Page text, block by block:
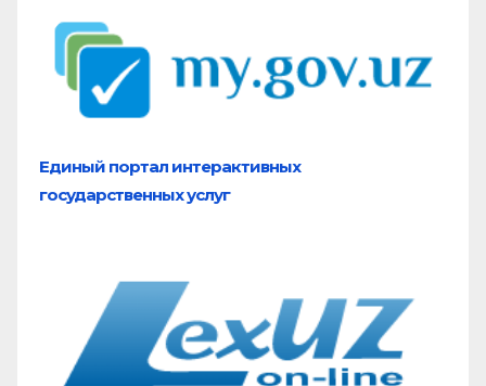
Единый портал интерактивных
государственных услуг